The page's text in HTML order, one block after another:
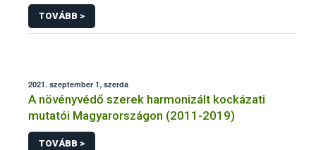
TOVÁBB >
2021. szeptember 1, szerda
A növényvédő szerek harmonizált kockázati
mutatói Magyarországon (2011-2019)
TOVÁBB >